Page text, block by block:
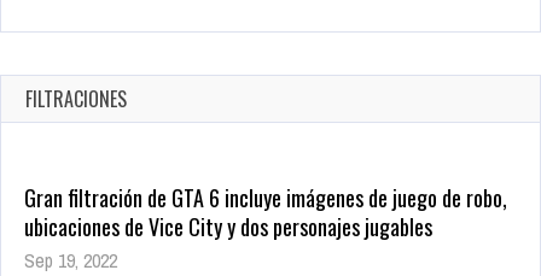
5 Películas de Terror Basadas en la Vida Real que te Helarán
Oct 22, 2025
1335 Views
FILTRACIONES
Gran filtración de GTA 6 incluye imágenes de juego de robo,
ubicaciones de Vice City y dos personajes jugables
Sep 19, 2022